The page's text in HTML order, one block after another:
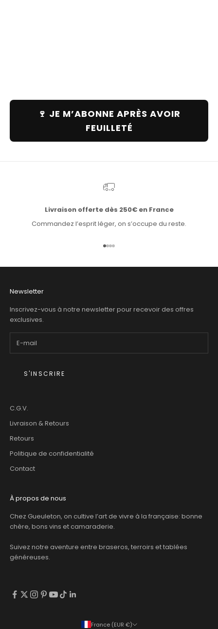
🍷 JE M’ABONNE APRÈS AVOIR
FEUILLETÉ
Livraison offerte dès 250€ en France
Commandez l’esprit léger, on s’occupe du reste.
Aller à l'élément 1
Aller à l'élément 2
Aller à l'élément 3
Aller à l'élément 4
Newsletter
Inscrivez-vous à notre newsletter pour recevoir des offres
exclusives.
S'INSCRIRE
C.G.V.
Livraison & Retours
Retours
Politique de confidentialité
Contact
À propos de nous
Chez Gueuleton, on cultive l’art de vivre à la française: bonne
chère, bons vins et camaraderie.
Suivez notre aventure entre braseros, terroirs et tablées
généreuses.
France (EUR €)